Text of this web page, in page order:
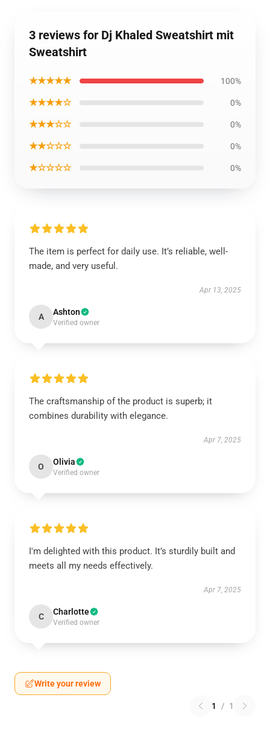
3 reviews for Dj Khaled Sweatshirt mit
Sweatshirt
★★★★★ 100%
★★★★☆ 0%
★★★☆☆ 0%
★★☆☆☆ 0%
★☆☆☆☆ 0%
The item is perfect for daily use. It’s reliable, well-
made, and very useful.
Apr 13, 2025
A Ashton
Verified owner
The craftsmanship of the product is superb; it
combines durability with elegance.
Apr 7, 2025
O Olivia
Verified owner
I'm delighted with this product. It’s sturdily built and
meets all my needs effectively.
Apr 7, 2025
C Charlotte
Verified owner
Write your review
1 / 1